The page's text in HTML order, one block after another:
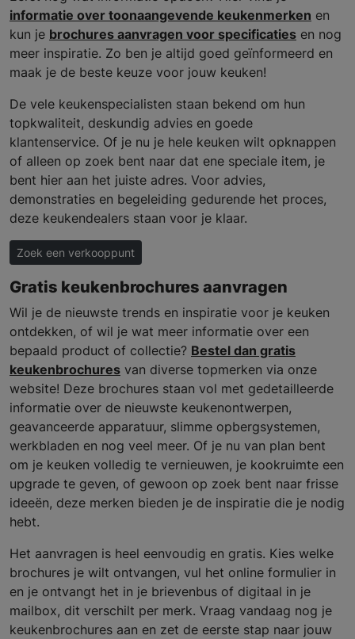
informatie over toonaangevende keukenmerken en
kun je brochures aanvragen voor specificaties en nog
meer inspiratie. Zo ben je altijd goed geïnformeerd en
maak je de beste keuze voor jouw keuken!
De vele keukenspecialisten staan bekend om hun
topkwaliteit, deskundig advies en goede
klantenservice. Of je nu je hele keuken wilt opknappen
of alleen op zoek bent naar dat ene speciale item, je
bent hier aan het juiste adres. Voor advies,
demonstraties en begeleiding gedurende het proces,
deze keukendealers staan voor je klaar.
Zoek een verkooppunt
Gratis keukenbrochures aanvragen
Wil je de nieuwste trends en inspiratie voor je keuken
ontdekken, of wil je wat meer informatie over een
bepaald product of collectie? Bestel dan gratis
keukenbrochures van diverse topmerken via onze
website! Deze brochures staan vol met gedetailleerde
informatie over de nieuwste keukenontwerpen,
geavanceerde apparatuur, slimme opbergsystemen,
werkbladen en nog veel meer. Of je nu van plan bent
om je keuken volledig te vernieuwen, je kookruimte een
upgrade te geven, of gewoon op zoek bent naar frisse
ideeën, deze merken bieden je de inspiratie die je nodig
hebt.
Het aanvragen is heel eenvoudig en gratis. Kies welke
brochures je wilt ontvangen, vul het online formulier in
en je ontvangt het in je brievenbus of digitaal in je
mailbox, dit verschilt per merk. Vraag vandaag nog je
keukenbrochures aan en zet de eerste stap naar jouw